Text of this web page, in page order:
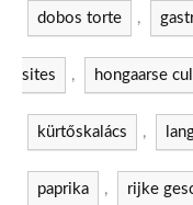
dobos torte ,
sites , hongaarse
kürtőskalács ,
paprika , rijke